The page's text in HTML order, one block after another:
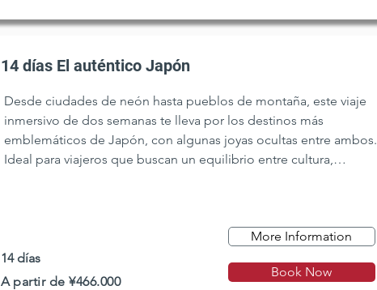
14 días El auténtico Japón
Desde ciudades de neón hasta pueblos de montaña, este viaje
inmersivo de dos semanas te lleva por los destinos más
emblemáticos de Japón, con algunas joyas ocultas entre ambos.
Ideal para viajeros que buscan un equilibrio entre cultura,
14 días
A partir de ¥466.000
More Information
Book Now